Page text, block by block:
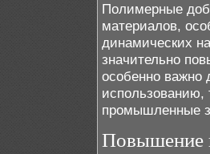
Полимерные
материалов,
динамических
значительно
особенно важно
использованию,
промышленные
Повышение